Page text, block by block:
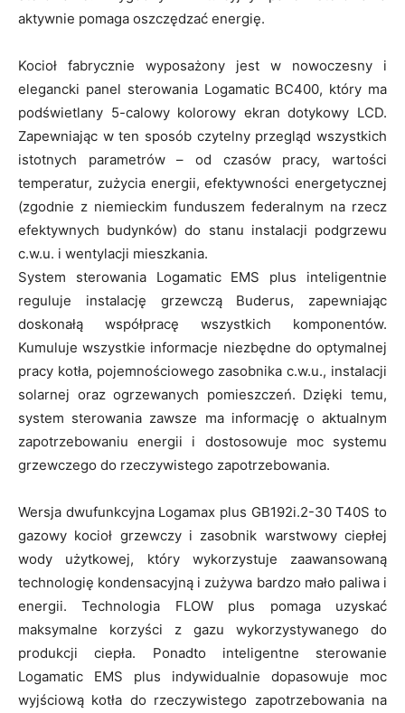
aktywnie pomaga oszczędzać energię.
Kocioł fabrycznie wyposażony jest w nowoczesny i
elegancki panel sterowania Logamatic BC400, który ma
podświetlany 5-calowy kolorowy ekran dotykowy LCD.
Zapewniając w ten sposób czytelny przegląd wszystkich
istotnych parametrów – od czasów pracy, wartości
temperatur, zużycia energii, efektywności energetycznej
(zgodnie z niemieckim funduszem federalnym na rzecz
efektywnych budynków) do stanu instalacji podgrzewu
c.w.u. i wentylacji mieszkania.
System sterowania Logamatic EMS plus inteligentnie
reguluje instalację grzewczą Buderus, zapewniając
doskonałą współpracę wszystkich komponentów.
Kumuluje wszystkie informacje niezbędne do optymalnej
pracy kotła, pojemnościowego zasobnika c.w.u., instalacji
solarnej oraz ogrzewanych pomieszczeń. Dzięki temu,
system sterowania zawsze ma informację o aktualnym
zapotrzebowaniu energii i dostosowuje moc systemu
grzewczego do rzeczywistego zapotrzebowania.
Wersja dwufunkcyjna Logamax plus GB192i.2-30 T40S to
gazowy kocioł grzewczy i zasobnik warstwowy ciepłej
wody użytkowej, który wykorzystuje zaawansowaną
technologię kondensacyjną i zużywa bardzo mało paliwa i
energii. Technologia FLOW plus pomaga uzyskać
maksymalne korzyści z gazu wykorzystywanego do
produkcji ciepła. Ponadto inteligentne sterowanie
Logamatic EMS plus indywidualnie dopasowuje moc
wyjściową kotła do rzeczywistego zapotrzebowania na